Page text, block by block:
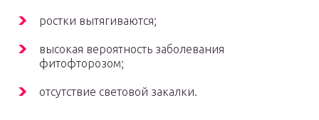
ростки вытягиваются;
высокая вероятность заболевания
фитофторозом;
отсутствие световой закалки.